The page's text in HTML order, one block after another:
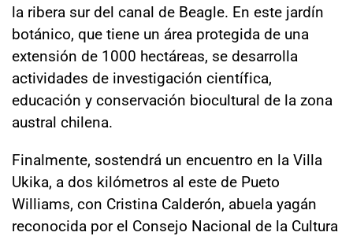
la ribera sur del canal de Beagle. En este jardín
botánico, que tiene un área protegida de una
extensión de 1000 hectáreas, se desarrolla
actividades de investigación científica,
educación y conservación biocultural de la zona
austral chilena.
Finalmente, sostendrá un encuentro en la Villa
Ukika, a dos kilómetros al este de Pueto
Williams, con Cristina Calderón, abuela yagán
reconocida por el Consejo Nacional de la Cultura